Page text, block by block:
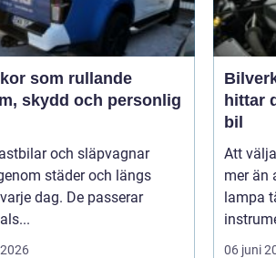
som rullande
skydd och personlig
och släpvagnar
städer och längs
dag. De passerar
hittar
bil
Att
mer än
lampa
06 juni